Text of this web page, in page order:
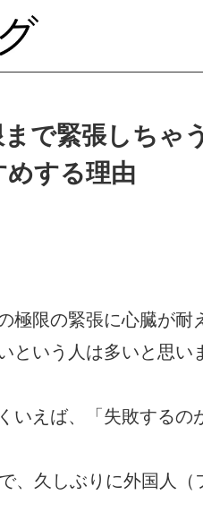
で緊張しちゃ
する理由
極限の緊張に心臓が耐
という人は多いと思い
いえば、「失敗するの
、久しぶりに外国人